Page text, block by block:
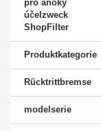
pro anoky
účelzweck
ShopFilter
Produktkategorie
Rücktrittbremse
modelserie